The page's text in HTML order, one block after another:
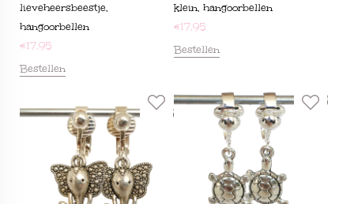
lieveheersbeestje,
hangoorbellen
€17,95
Bestellen
klein, hangoorbellen
€17,95
Bestellen